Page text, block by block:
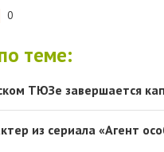
0
теме:
ТЮЗе завершается
из сериала «Агент